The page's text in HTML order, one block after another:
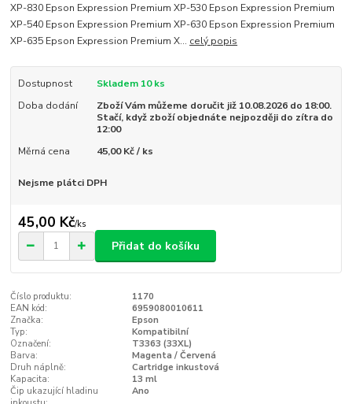
XP-830 Epson Expression Premium XP-530 Epson Expression Premium
XP-540 Epson Expression Premium XP-630 Epson Expression Premium
XP-635 Epson Expression Premium X... celý popis
Dostupnost
Skladem 10 ks
Doba dodání
Zboží Vám můžeme doručit již 10.08.2026 do 18:00.
Stačí, když zboží objednáte nejpozději do zítra do
12:00
Měrná cena
45,00 Kč / ks
Nejsme plátci DPH
45,00 Kč/ks
Přidat do košíku
Číslo produktu:
1170
EAN kód:
6959080010611
Značka:
Epson
Typ:
Kompatibilní
Označení:
T3363 (33XL)
Barva:
Magenta / Červená
Druh náplně:
Cartridge inkustová
Kapacita:
13 ml
Čip ukazující hladinu
Ano